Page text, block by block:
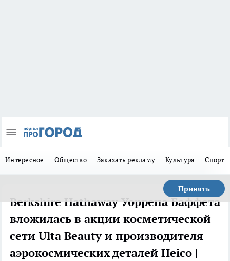
Интересное Общество Заказать рекламу Культура Спорт
Принять
Berkshire Hathaway Уоррена Баффета
вложилась в акции косметической
сети Ulta Beauty и производителя
аэрокосмических деталей Heico |